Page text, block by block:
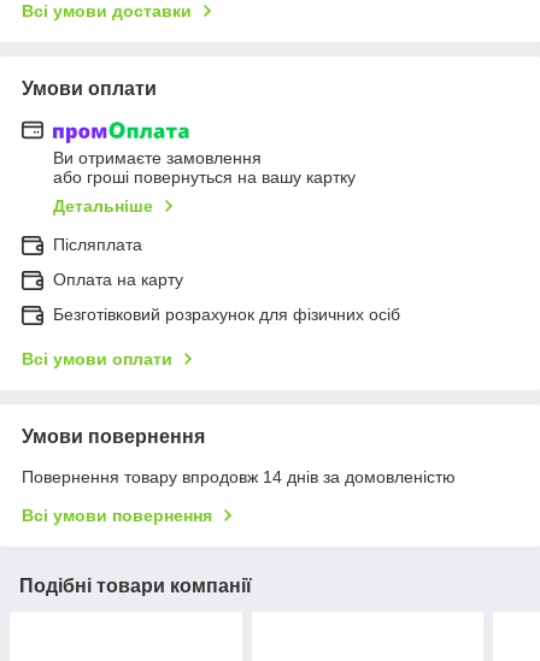
Всі умови доставки
Умови оплати
Ви отримаєте замовлення
або гроші повернуться на вашу картку
Детальніше
Післяплата
Оплата на карту
Безготівковий розрахунок для фізичних осіб
Всі умови оплати
Умови повернення
Повернення товару впродовж 14 днів за домовленістю
Всі умови повернення
Подібні товари компанії